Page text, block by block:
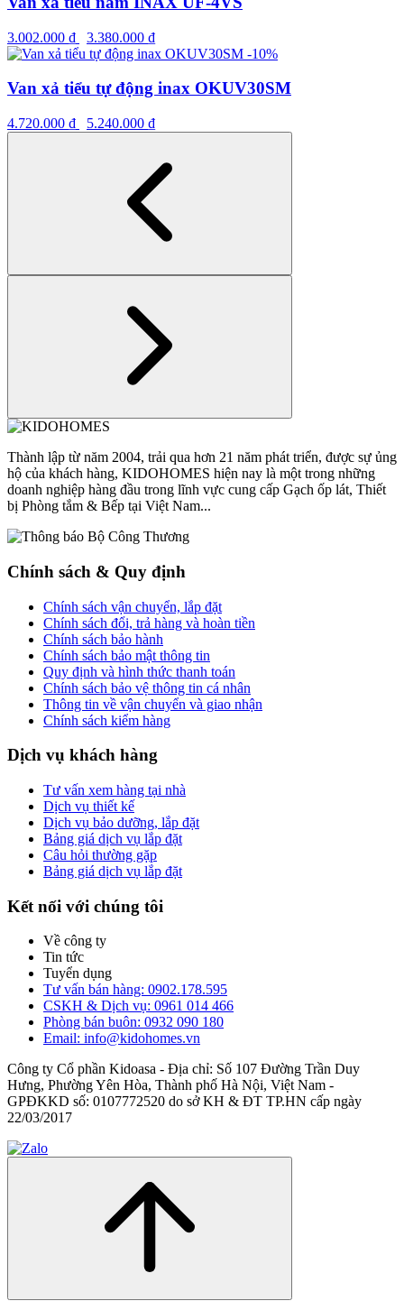
3.002.000 ₫ 3.380.000 ₫
-10%
Van xả tiểu tự động inax OKUV30SM
4.720.000 ₫ 5.240.000 ₫
Thành lập từ năm 2004, trải qua hơn 21 năm phát triển, được sự ủng
hộ của khách hàng, KIDOHOMES hiện nay là một trong những
doanh nghiệp hàng đầu trong lĩnh vực cung cấp Gạch ốp lát, Thiết
bị Phòng tắm & Bếp tại Việt Nam...
Chính sách & Quy định
Chính sách vận chuyển, lắp đặt
Chính sách đổi, trả hàng và hoàn tiền
Chính sách bảo hành
Chính sách bảo mật thông tin
Quy định và hình thức thanh toán
Chính sách bảo vệ thông tin cá nhân
Thông tin về vận chuyển và giao nhận
Chính sách kiểm hàng
Dịch vụ khách hàng
Tư vấn xem hàng tại nhà
Dịch vụ thiết kế
Dịch vụ bảo dưỡng, lắp đặt
Bảng giá dịch vụ lắp đặt
Câu hỏi thường gặp
Bảng giá dịch vụ lắp đặt
Kết nối với chúng tôi
Về công ty
Tin tức
Tuyển dụng
Tư vấn bán hàng: 0902.178.595
CSKH & Dịch vụ: 0961 014 466
Phòng bán buôn: 0932 090 180
Email: info@kidohomes.vn
Công ty Cổ phần Kidoasa - Địa chỉ: Số 107 Đường Trần Duy
Hưng, Phường Yên Hòa, Thành phố Hà Nội, Việt Nam -
GPĐKKD số: 0107772520 do sở KH & ĐT TP.HN cấp ngày
22/03/2017